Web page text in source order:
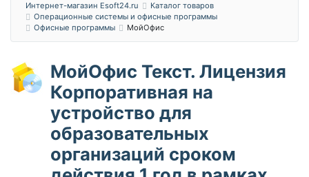
Интернет-магазин Esoft24.ru
Каталог товаров
Операционные системы и офисные программы
Офисные программы
МойОфис
МойОфис Текст. Лицензия
Корпоративная на
устройство для
образовательных
организаций сроком